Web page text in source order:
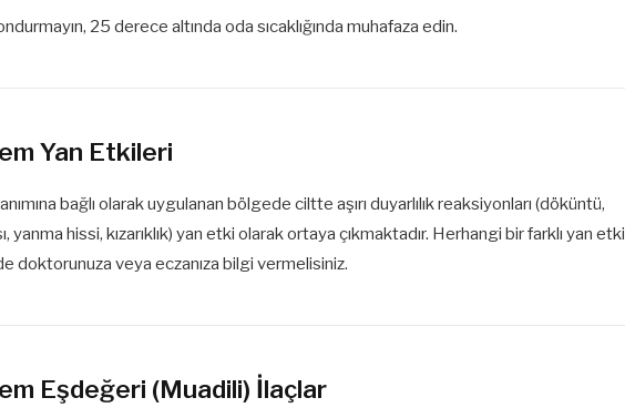
25 derece altında oda sıcaklığında muhafaza edin.
Yan Etkileri
bağlı olarak uygulanan bölgede ciltte aşırı duyarlılık reaksiyonları (döküntü,
yanma hissi, kızarıklık) yan etki olarak ortaya çıkmaktadır. Herhangi bir farklı yan etki
doktorunuza veya eczanıza bilgi vermelisiniz.
Eşdeğeri (Muadili) İlaçlar